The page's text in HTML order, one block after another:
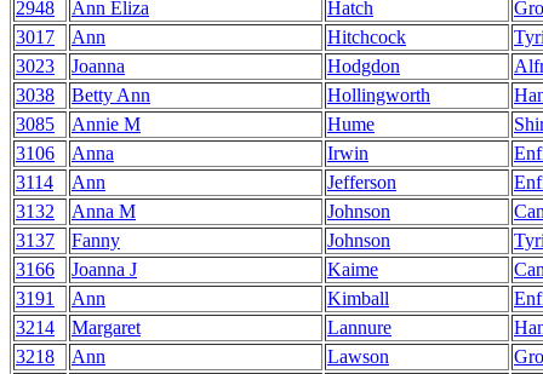
2948
Ann Eliza Hatch
3017
Ann Hitchcock
3023
Joanna Hodgdon
3038
Betty Ann Hollingworth
3085
Annie M Hume
3106
Anna Irwin
3114
Ann Jefferson
3132
Anna M Johnson
3137
Fanny Johnson
3166
Joanna J Kaime
3191
Ann Kimball
3214
Margaret Lannure
3218
Ann Lawson